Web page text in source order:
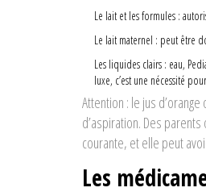
Le lait et les formules :
Le lait maternel : peut être
Les liquides clairs : eau,
luxe, c’est une nécessité
Attention : le jus
d’aspiration. Des
courante, et elle peut
Les